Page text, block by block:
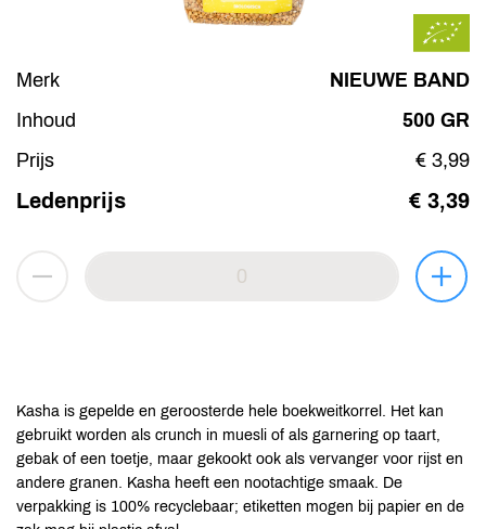
Merk
NIEUWE BAND
Inhoud
500 GR
Prijs
€ 3,99
Ledenprijs € 3,39
Kasha is gepelde en geroosterde hele boekweitkorrel. Het kan
gebruikt worden als crunch in muesli of als garnering op taart,
gebak of een toetje, maar gekookt ook als vervanger voor rijst en
andere granen. Kasha heeft een nootachtige smaak. De
verpakking is 100% recyclebaar; etiketten mogen bij papier en de